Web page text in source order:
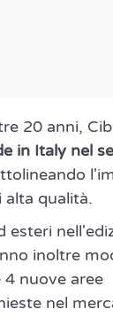
20 anni,
in Italy nel
alta qualità.
esteri
inoltre
nuove aree
nel